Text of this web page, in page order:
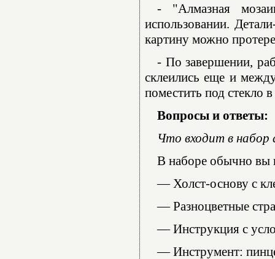
- "Алмазная
использовании.
картину можно
- По завершении,
склеились еще и
поместить под стекло
Вопросы и ответы:
Что входит в набор
В наборе обычно вы
— Холст-основу с
— Разноцветные
— Инструкция с
— Инструмент: